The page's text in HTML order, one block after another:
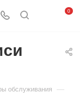
0
обслуживания —